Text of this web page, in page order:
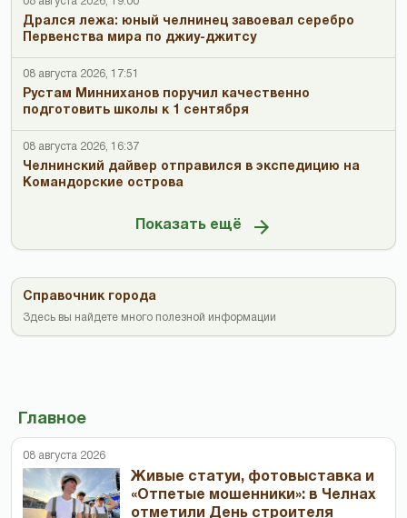
Дрался лежа: юный челнинец завоевал серебро
Первенства мира по джиу-джитсу
08 августа 2026, 17:51
Рустам Минниханов поручил качественно
подготовить школы к 1 сентября
08 августа 2026, 16:37
Челнинский дайвер отправился в экспедицию на
Командорские острова
Показать ещё
Справочник города
Здесь вы найдете много полезной информации
Главное
08 августа 2026
Живые статуи, фотовыставка и
«Отпетые мошенники»: в Челнах
отметили День строителя